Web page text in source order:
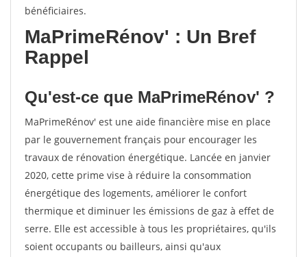
bénéficiaires.
MaPrimeRénov' : Un Bref
Rappel
Qu'est-ce que MaPrimeRénov' ?
MaPrimeRénov' est une aide financière mise en place
par le gouvernement français pour encourager les
travaux de rénovation énergétique. Lancée en janvier
2020, cette prime vise à réduire la consommation
énergétique des logements, améliorer le confort
thermique et diminuer les émissions de gaz à effet de
serre. Elle est accessible à tous les propriétaires, qu'ils
soient occupants ou bailleurs, ainsi qu'aux